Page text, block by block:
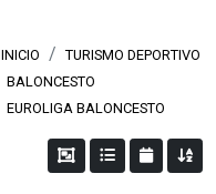
INICIO
TURISMO DEPORTIVO
BALONCESTO
EUROLIGA BALONCESTO